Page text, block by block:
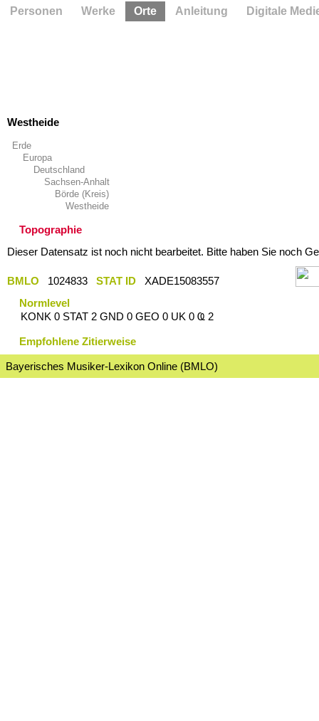
Westheide
Erde
Europa
Deutschland
Sachsen-Anhalt
Börde (Kreis)
Westheide
Topographie
Dieser Datensatz ist noch nicht bearbeitet. Bitte haben Sie noch
BMLO 1024833 STAT ID
XADE15083557
Normlevel
KONK 0 STAT 2 GND 0 GEO 0 UK 0 Ҩ 2
Empfohlene Zitierweise
Bayerisches Musiker-Lexikon Online (BMLO)
Personen Werke Orte Anleitung Digitale